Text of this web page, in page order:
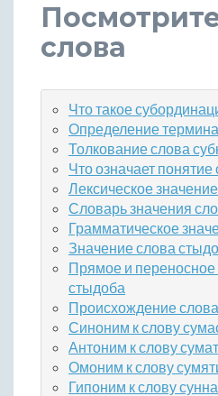
слова
Что такое
Определение
Толкование слова
Что означает
Лексическое
Словарь значения
Грамматическое
Значение слова
Прямое и переносное
стыдоба
Происхождение
Синоним к слову
Антоним к слову
Омоним к слову
Гипоним к слову сунна